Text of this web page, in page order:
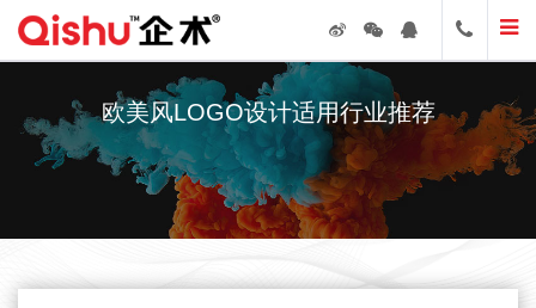
欧美风LOGO设计适用行业推荐